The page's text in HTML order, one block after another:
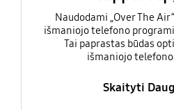
Naudodami „Over The
išmaniojo telefono
Tai paprastas būdas
išmaniojo
Skaityti